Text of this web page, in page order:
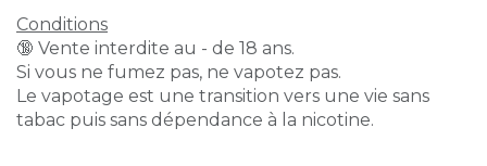
Conditions
🔞 Vente interdite au - de 18 ans.
Si vous ne fumez pas, ne vapotez pas.
Le vapotage est une transition vers une vie sans
tabac puis sans dépendance à la nicotine.